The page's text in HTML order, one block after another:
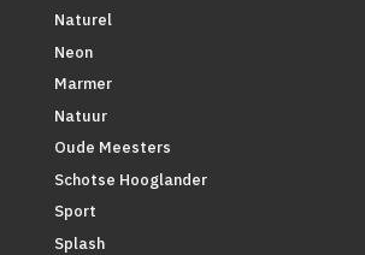
Naturel
Neon
Marmer
Natuur
Oude Meesters
Schotse Hooglander
Sport
Splash